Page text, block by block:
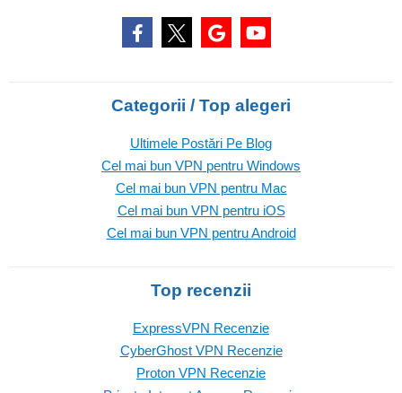
Categorii / Top alegeri
Ultimele Postări Pe Blog
Cel mai bun VPN pentru Windows
Cel mai bun VPN pentru Mac
Cel mai bun VPN pentru iOS
Cel mai bun VPN pentru Android
Top recenzii
ExpressVPN Recenzie
CyberGhost VPN Recenzie
Proton VPN Recenzie